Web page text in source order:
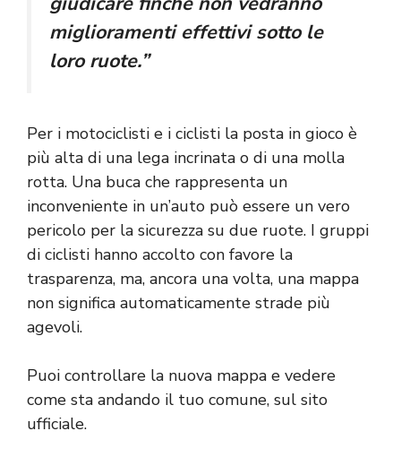
miglioramenti effettivi sotto le
loro ruote.”
Per i motociclisti e i ciclisti la posta in gioco è
più alta di una lega incrinata o di una molla
rotta. Una buca che rappresenta un
inconveniente in un’auto può essere un vero
pericolo per la sicurezza su due ruote. I gruppi
di ciclisti hanno accolto con favore la
trasparenza, ma, ancora una volta, una mappa
non significa automaticamente strade più
agevoli.
Puoi controllare la nuova mappa e vedere
come sta andando il tuo comune, sul sito
ufficiale.